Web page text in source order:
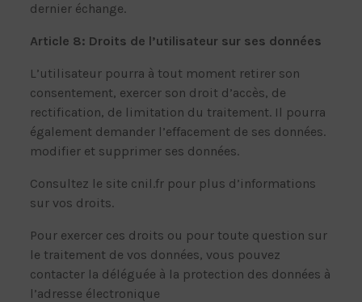
dernier échange.
Article 8: Droits de l’utilisateur sur ses données
L’utilisateur pourra à tout moment retirer son
consentement, exercer son droit d’accès, de
rectification, de limitation du traitement. Il pourra
également demander l’effacement de ses données.
modifier et supprimer ses données.
Consultez le site cnil.fr pour plus d’informations
sur vos droits.
Pour exercer ces droits ou pour toute question sur
le traitement de vos données, vous pouvez
contacter la déléguée à la protection des données à
l’adresse électronique